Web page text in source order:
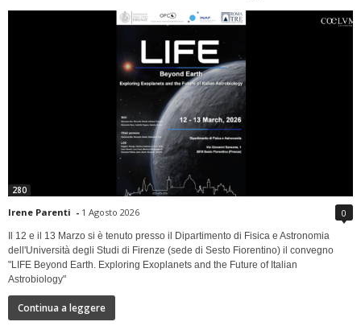
280
Irene Parenti - 1 Agosto 2026 0
Il 12 e il 13 Marzo si è tenuto presso il Dipartimento di Fisica e Astronomia
dell'Università degli Studi di Firenze (sede di Sesto Fiorentino) il convegno
"LIFE Beyond Earth. Exploring Exoplanets and the Future of Italian
Astrobiology"
Continua a leggere